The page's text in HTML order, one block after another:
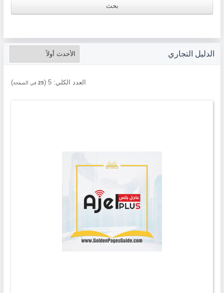
الدليل التجاري
العدد الكلي:5
(
25 في الصفحة)